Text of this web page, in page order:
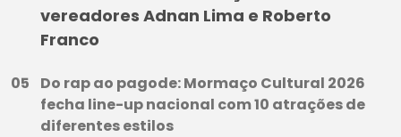
vereadores Adnan Lima e Roberto
Franco
Do rap ao pagode: Mormaço Cultural 2026
fecha line-up nacional com 10 atrações de
diferentes estilos